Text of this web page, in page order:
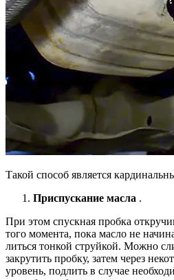
Такой способ является
Приспускание масла .
При этом спускная пробка
того момента, пока масло не
литься тонкой струйкой. Можно
закрутить пробку, затем через
уровень, подлить в случае